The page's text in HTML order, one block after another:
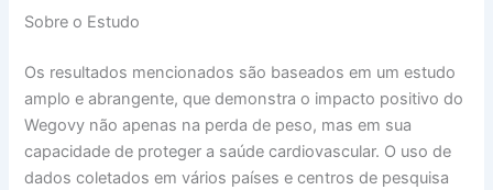
Sobre o Estudo
Os resultados mencionados são baseados em um estudo
amplo e abrangente, que demonstra o impacto positivo do
Wegovy não apenas na perda de peso, mas em sua
capacidade de proteger a saúde cardiovascular. O uso de
dados coletados em vários países e centros de pesquisa